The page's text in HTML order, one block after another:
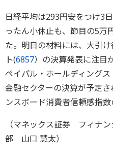
日経平均は293円安をつけ3
ったん小休止も、節目の5万
た。明日の材料には、大引
ト(6857）の決算発表に注目
ペイパル・ホールディングス
金融セクターの決算が予定
ンスボード消費者信頼感指数
（マネックス証券 フィナ
部 山口 慧太）